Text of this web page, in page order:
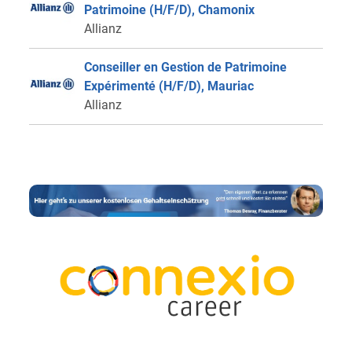
Patrimoine (H/F/D), Chamonix
Allianz
Conseiller en Gestion de Patrimoine
Expérimenté (H/F/D), Mauriac
Allianz